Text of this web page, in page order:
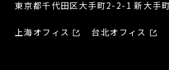
東京都千代田区大手町2-2-1 新大手
上海オフィス 台北オフィス